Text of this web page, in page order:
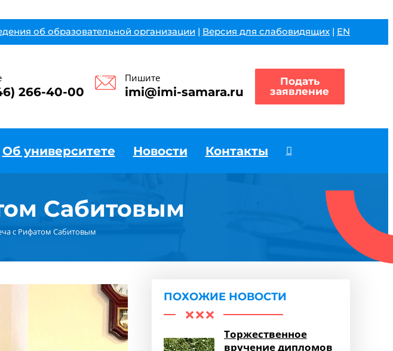
об образовательной организации | Версия для слабовидящих | EN
266-40-00
Пишите
imi@imi-samara.ru
Подать
заявление
Об университете Новости Контакты
Сабитовым
с Рифатом Сабитовым
ПОХОЖИЕ НОВОСТИ
Торжественное
вручение дипломов